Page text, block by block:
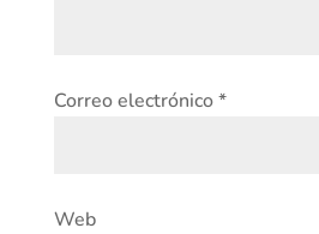
Correo electrónico*
Web